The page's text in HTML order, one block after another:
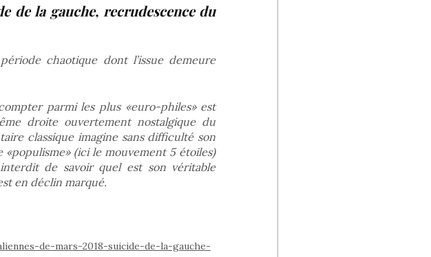
de la gauche, recrudescence du
chaotique dont l’issue demeure
parmi les plus «euro-philes» est
droite ouvertement nostalgique du
classique imagine sans difficulté son
(ici le mouvement 5 étoiles)
de savoir quel est son véritable
en déclin marqué.
de-mars-2018-suicide-de-la-gauche-